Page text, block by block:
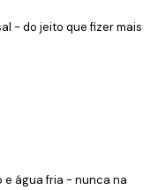
- do jeito que fizer mais
e água fria - nunca na